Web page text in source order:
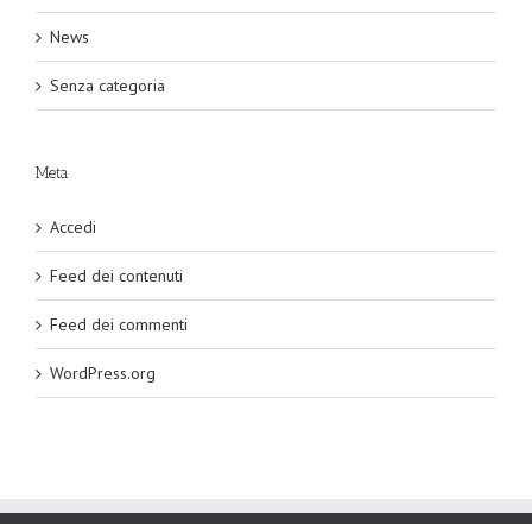
News
Senza categoria
Meta
Accedi
Feed dei contenuti
Feed dei commenti
WordPress.org